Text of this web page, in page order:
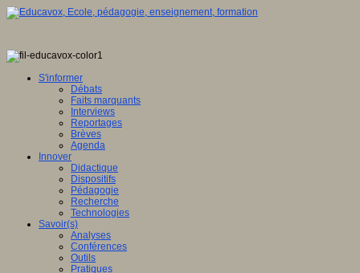
S'informer
Débats
Faits marquants
Interviews
Reportages
Brèves
Agenda
Innover
Didactique
Dispositifs
Pédagogie
Recherche
Technologies
Savoir(s)
Analyses
Conférences
Outils
Pratiques